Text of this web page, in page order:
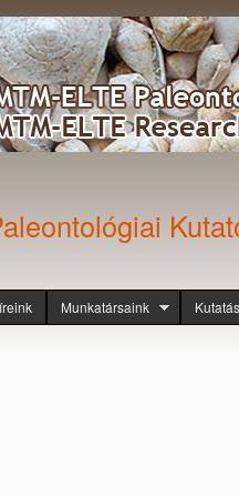
Munkatársaink